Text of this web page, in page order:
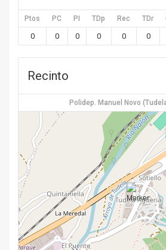
Ptos PC PI TDp Rec TDr
0 0 0 0 0 0
Recinto
Polidep. Manuel Novo